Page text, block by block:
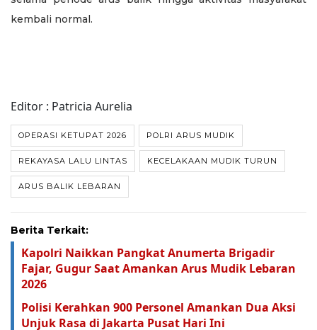
kembali normal.
Editor : Patricia Aurelia
OPERASI KETUPAT 2026 POLRI ARUS MUDIK
REKAYASA LALU LINTAS KECELAKAAN MUDIK TURUN
ARUS BALIK LEBARAN
Berita Terkait:
Kapolri Naikkan Pangkat Anumerta Brigadir
Fajar, Gugur Saat Amankan Arus Mudik Lebaran
2026
Polisi Kerahkan 900 Personel Amankan Dua Aksi
Unjuk Rasa di Jakarta Pusat Hari Ini